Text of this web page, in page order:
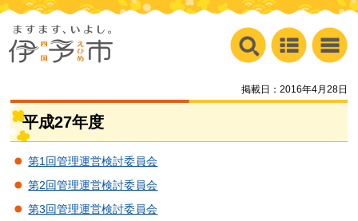
掲載日：2016年4月28日
平成27年度
第1回管理運営検討委員会
第2回管理運営検討委員会
第3回管理運営検討委員会